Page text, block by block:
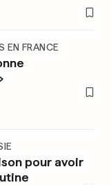
EN FRANCE
pour avoir